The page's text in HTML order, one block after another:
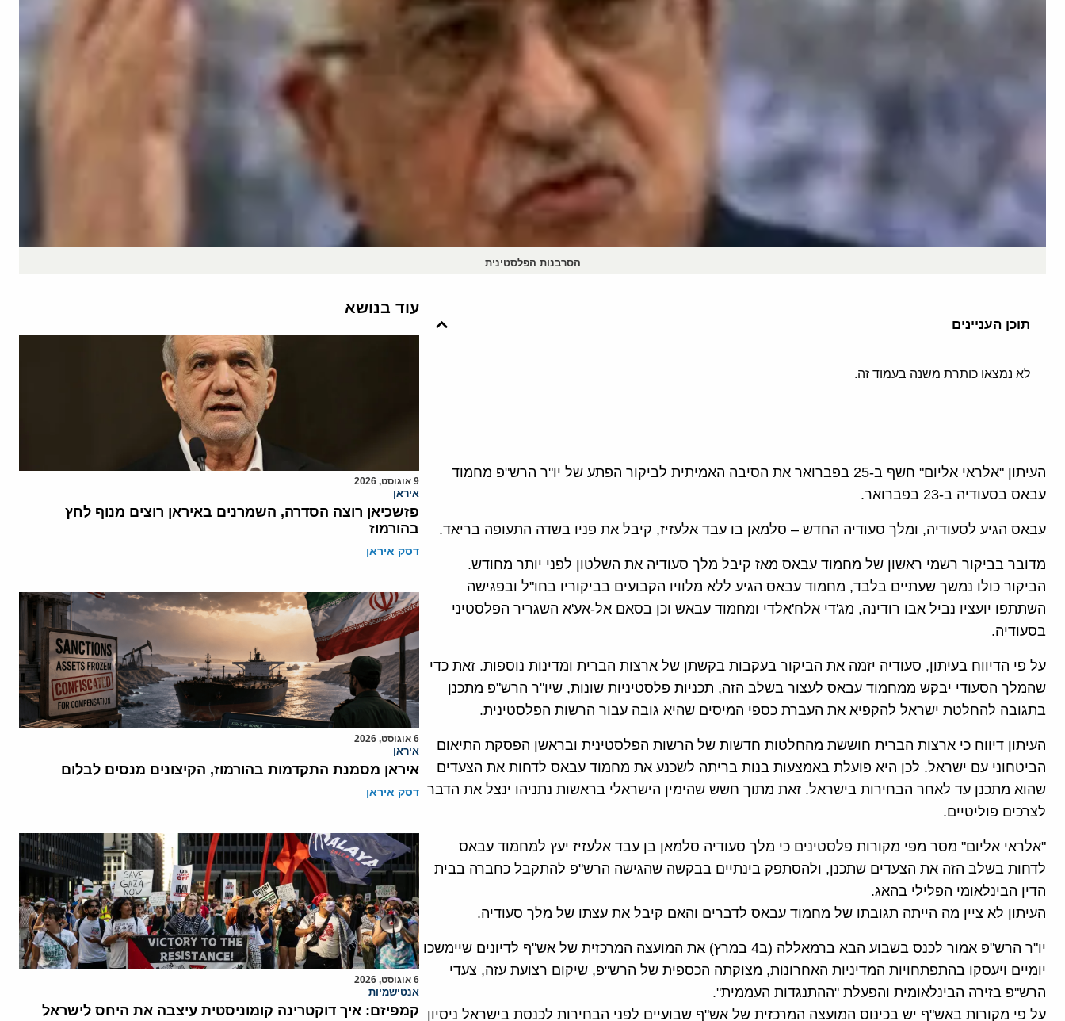
הסרבנות הפלסטינית
תוכן העניינים
לא נמצאו כותרת משנה בעמוד זה.
העיתון "אלראי אליום" חשף ב-25 בפברואר את הסיבה האמיתית לביקור הפתע של יו"ר הרש"פ מחמוד
עבאס בסעודיה ב-23 בפברואר.
עבאס הגיע לסעודיה, ומלך סעודיה החדש – סלמאן בו עבד אלעזיז, קיבל את פניו בשדה התעופה בריאד.
מדובר בביקור רשמי ראשון של מחמוד עבאס מאז קיבל מלך סעודיה את השלטון לפני יותר מחודש.
הביקור כולו נמשך שעתיים בלבד, מחמוד עבאס הגיע ללא מלוויו הקבועים בביקוריו בחו"ל ובפגישה
השתתפו יועציו נביל אבו רודינה, מג'די אלח'אלדי ומחמוד עבאש וכן בסאם אל-אע'א השגריר הפלסטיני
בסעודיה.
על פי הדיווח בעיתון, סעודיה יזמה את הביקור בעקבות בקשתן של ארצות הברית ומדינות נוספות. זאת כדי
שהמלך הסעודי יבקש ממחמוד עבאס לעצור בשלב הזה, תכניות פלסטיניות שונות, שיו"ר הרש"פ מתכנן
בתגובה להחלטת ישראל להקפיא את העברת כספי המיסים שהיא גובה עבור הרשות הפלסטינית.
העיתון דיווח כי ארצות הברית חוששת מהחלטות חדשות של הרשות הפלסטינית ובראשן הפסקת התיאום
הביטחוני עם ישראל. לכן היא פועלת באמצעות בנות בריתה לשכנע את מחמוד עבאס לדחות את הצעדים
שהוא מתכנן עד לאחר הבחירות בישראל. זאת מתוך חשש שהימין הישראלי בראשות נתניהו ינצל את הדבר
לצרכים פוליטיים.
"אלראי אליום" מסר מפי מקורות פלסטינים כי מלך סעודיה סלמאן בן עבד אלעזיז יעץ למחמוד עבאס
לדחות בשלב הזה את הצעדים שתכנן, ולהסתפק בינתיים בבקשה שהגישה הרש"פ להתקבל כחברה בבית
הדין הבינלאומי הפלילי בהאג.
העיתון לא ציין מה הייתה תגובתו של מחמוד עבאס לדברים והאם קיבל את עצתו של מלך סעודיה.
יו"ר הרש"פ אמור לכנס בשבוע הבא ברמאללה (ב4 במרץ) את המועצה המרכזית של אש"ף לדיונים שיימשכו
יומיים ויעסקו בהתפתחויות המדיניות האחרונות, מצוקתה הכספית של הרש"פ, שיקום רצועת עזה, צעדי
הרש"פ בזירה הבינלאומית והפעלת "ההתנגדות העממית".
על פי מקורות באש"ף יש בכינוס המועצה המרכזית של אש"ף שבועיים לפני הבחירות לכנסת בישראל ניסיון
עוד בנושא
9 אוגוסט, 2026
איראן
פזשכיאן רוצה הסדרה, השמרנים באיראן רוצים מנוף לחץ
בהורמוז
דסק איראן
6 אוגוסט, 2026
איראן
איראן מסמנת התקדמות בהורמוז, הקיצונים מנסים לבלום
דסק איראן
6 אוגוסט, 2026
אנטישמיות
קמפיזם: איך דוקטרינה קומוניסטית עיצבה את היחס לישראל